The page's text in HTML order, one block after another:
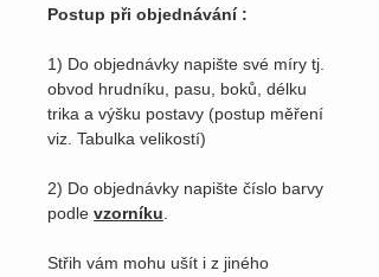
Postup při objednávání :
1) Do objednávky napište své míry tj.
obvod hrudníku, pasu, boků, délku
trika a výšku postavy (postup měření
viz. Tabulka velikostí)
2) Do objednávky napište číslo barvy
podle vzorníku.
Střih vám mohu ušít i z jiného